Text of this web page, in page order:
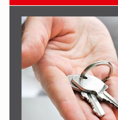
Ərdoğana sui-qəsd